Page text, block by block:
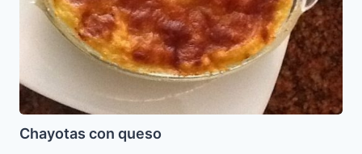
Chayotas con queso